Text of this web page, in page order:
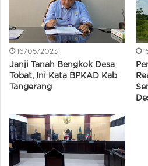
16/05/2023
Janji Tanah Bengkok Desa
Tobat, Ini Kata BPKAD Kab
Tangerang